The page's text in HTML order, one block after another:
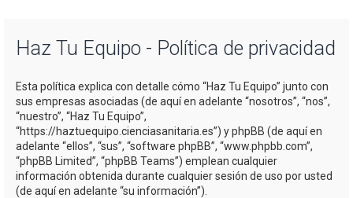
Haz Tu Equipo - Política de privacidad
Esta política explica con detalle cómo “Haz Tu Equipo” junto con
sus empresas asociadas (de aquí en adelante “nosotros”, “nos”,
“nuestro”, “Haz Tu Equipo”,
“https://haztuequipo.cienciasanitaria.es”) y phpBB (de aquí en
adelante “ellos”, “sus”, “software phpBB”, “www.phpbb.com”,
“phpBB Limited”, “phpBB Teams”) emplean cualquier
información obtenida durante cualquier sesión de uso por usted
(de aquí en adelante “su información”).